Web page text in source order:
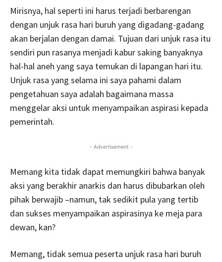
Mirisnya, hal seperti ini harus terjadi berbarengan
dengan unjuk rasa hari buruh yang digadang-gadang
akan berjalan dengan damai. Tujuan dari unjuk rasa itu
sendiri pun rasanya menjadi kabur saking banyaknya
hal-hal aneh yang saya temukan di lapangan hari itu.
Unjuk rasa yang selama ini saya pahami dalam
pengetahuan saya adalah bagaimana massa
menggelar aksi untuk menyampaikan aspirasi kepada
pemerintah.
- Advertisement -
Memang kita tidak dapat memungkiri bahwa banyak
aksi yang berakhir anarkis dan harus dibubarkan oleh
pihak berwajib –namun, tak sedikit pula yang tertib
dan sukses menyampaikan aspirasinya ke meja para
dewan, kan?
Memang, tidak semua peserta unjuk rasa hari buruh